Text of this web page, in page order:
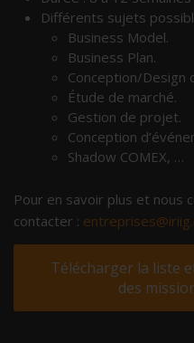
Différents sujets
Business Model.
Business Plan.
Conception/Design
Étude de marché.
Gestion de projet.
Conception
Shadow COMEX, …
Pour en savoir plus et nous
contacter :
Télécharger la liste
des